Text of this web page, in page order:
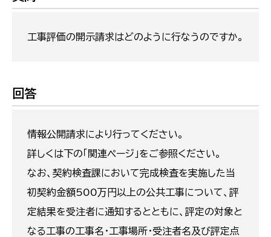
工事評価の開示請求はどのように行なうのですか。
回答
情報公開請求により行ってください。
詳しくは下の「関連ページ」をご参照ください。
なお、契約検査課において完成検査を実施した当
初契約金額500万円以上の公共工事について、評
定結果を受注者に通知するとともに、評定の対象と
なる工事の工事名・工事場所・受注者名及び評定点